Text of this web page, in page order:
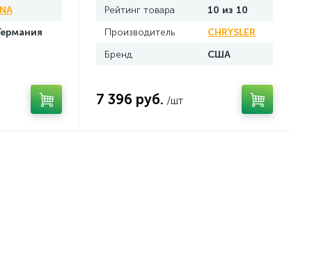
Рейтинг товара
10 из 10
Производитель
CHRYSLER
Бренд
США
7 396 руб. /шт